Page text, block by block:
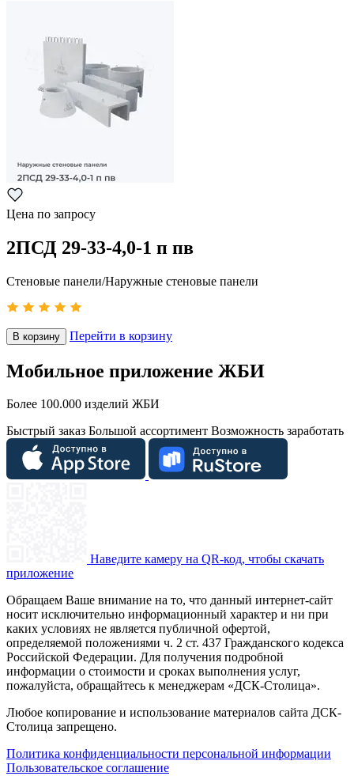
Цена по запросу
2ПСД 29-33-4,0-1 п пв
Стеновые панели/Наружные стеновые панели
В корзину Перейти в корзину
Мобильное приложение ЖБИ
Более 100.000 изделий ЖБИ
Быстрый заказ Большой ассортимент Возможность заработать
Наведите камеру на QR-код, чтобы скачать
приложение
Обращаем Ваше внимание на то, что данный интернет-сайт
носит исключительно информационный характер и ни при
каких условиях не является публичной офертой,
определяемой положениями ч. 2 ст. 437 Гражданского кодекса
Российской Федерации. Для получения подробной
информации о стоимости и сроках выполнения услуг,
пожалуйста, обращайтесь к менеджерам «ДСК-Столица».
Любое копирование и использование материалов сайта ДСК-
Столица запрещено.
Политика конфиденциальности персональной информации
Пользовательское соглашение